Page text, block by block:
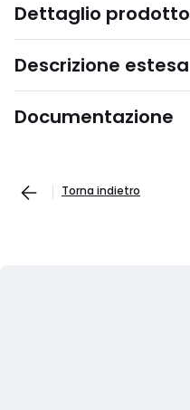
Dettaglio prodotto
Descrizione estesa
Documentazione
Torna indietro